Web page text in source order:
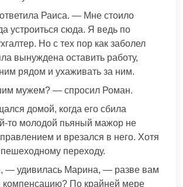
Раиса. — Мне стоило
устроиться сюда. Я ведь по
Но с тех пор как заболел
вынуждена оставить работу,
рядом и ухаживать за ним.
мужем? — спросил Роман.
домой, когда его сбила
то молодой пьяный мажор не
и врезался в него. Хотя
переходу.
— удивилась Марина, — разве вам
компенсацию? По крайней мере